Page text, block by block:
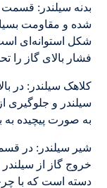
بدنه سیلندر:
شده و مقاومت بسیار
شکل استوانه‌ای
فشار بالای گاز را
کلاهک سیلندر: در
سیلندر و جلوگیری
به صورت پیچیده
شیر سیلندر: در
خروج گاز از
دسته است که با